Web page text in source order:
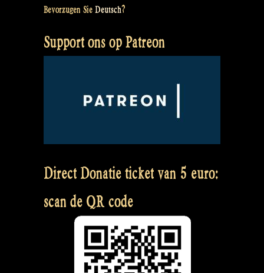
Bevorzugen Sie Deutsch?
Support ons op Patreon
Direct Donatie ticket van 5 euro:
scan de QR code